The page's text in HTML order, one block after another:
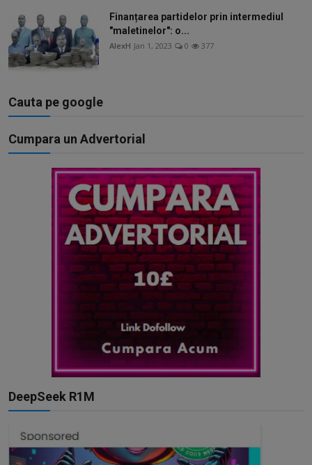
Finanțarea partidelor prin intermediul
"maletinelor": o...
AlexH Jan 1, 2023 0 377
Cauta pe google
Cumpara un Advertorial
DeepSeek R1M